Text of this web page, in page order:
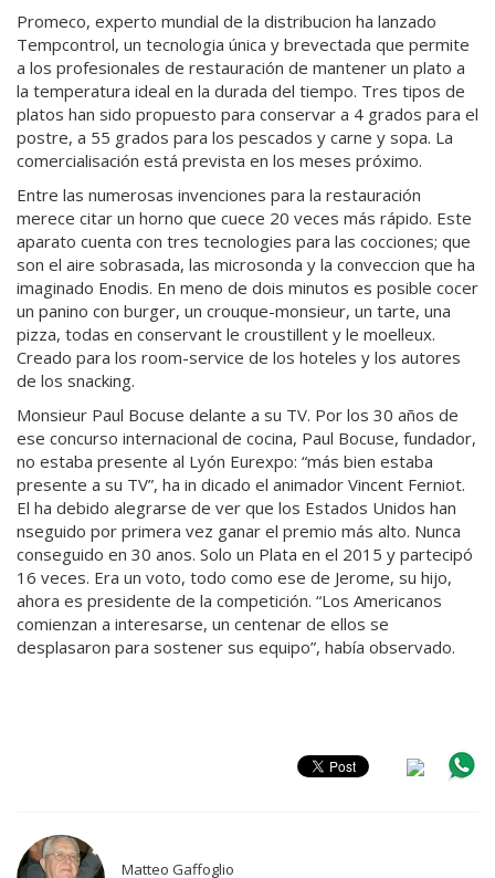
Promeco, experto mundial de la distribucion ha lanzado
Tempcontrol, un tecnologia única y brevectada que permite
a los profesionales de restauración de mantener un plato a
la temperatura ideal en la durada del tiempo. Tres tipos de
platos han sido propuesto para conservar a 4 grados para el
postre, a 55 grados para los pescados y carne y sopa. La
comercialisación está prevista en los meses próximo.
Entre las numerosas invenciones para la restauración
merece citar un horno que cuece 20 veces más rápido. Este
aparato cuenta con tres tecnologies para las cocciones; que
son el aire sobrasada, las microsonda y la conveccion que ha
imaginado Enodis. En meno de dois minutos es posible cocer
un panino con burger, un crouque-monsieur, un tarte, una
pizza, todas en conservant le croustillent y le moelleux.
Creado para los room-service de los hoteles y los autores
de los snacking.
Monsieur Paul Bocuse delante a su TV. Por los 30 años de
ese concurso internacional de cocina, Paul Bocuse, fundador,
no estaba presente al Lyón Eurexpo: “más bien estaba
presente a su TV”, ha in dicado el animador Vincent Ferniot.
El ha debido alegrarse de ver que los Estados Unidos han
nseguido por primera vez ganar el premio más alto. Nunca
conseguido en 30 anos. Solo un Plata en el 2015 y partecipó
16 veces. Era un voto, todo como ese de Jerome, su hijo,
ahora es presidente de la competición. “Los Americanos
comienzan a interesarse, un centenar de ellos se
desplasaron para sostener sus equipo”, había observado.
Matteo Gaffoglio